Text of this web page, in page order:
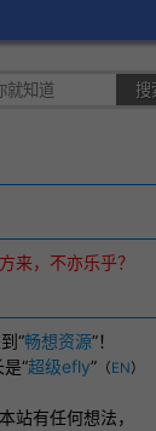
来，不亦乐乎？
“畅想资源”！
“超级efly” （EN）
站有任何想法，